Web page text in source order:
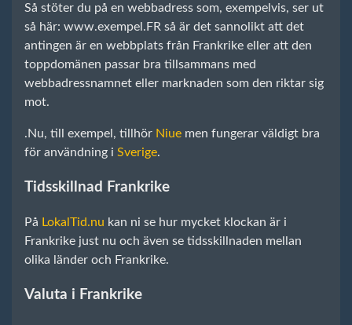
Så stöter du på en webbadress som, exempelvis, ser ut
så här: www.exempel.FR så är det sannolikt att det
antingen är en webbplats från Frankrike eller att den
toppdomänen passar bra tillsammans med
webbadressnamnet eller marknaden som den riktar sig
mot.
.Nu, till exempel, tillhör Niue men fungerar väldigt bra
för användning i Sverige.
Tidsskillnad Frankrike
På LokalTid.nu kan ni se hur mycket klockan är i
Frankrike just nu och även se tidsskillnaden mellan
olika länder och Frankrike.
Valuta i Frankrike